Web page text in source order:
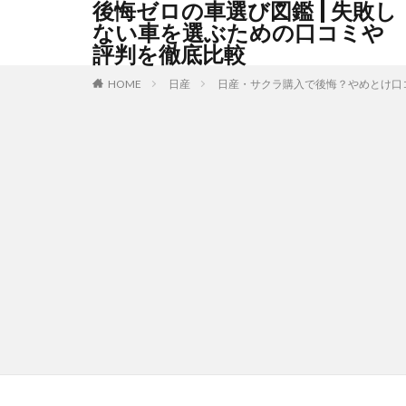
後悔ゼロの車選び図鑑 | 失敗し
ない車を選ぶための口コミや
評判を徹底比較
HOME 日産 日産・サクラ購入で後悔？やめとけ